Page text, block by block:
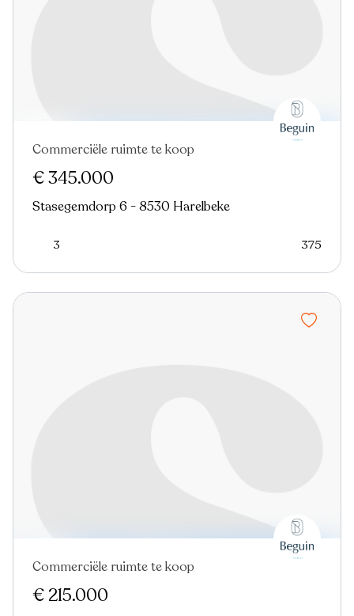
Commerciële ruimte te koop
€ 345.000
Stasegemdorp 6 - 8530 Harelbeke
3 375
Commerciële ruimte te koop
€ 215.000